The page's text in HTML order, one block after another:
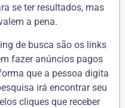
se ter resultados, mas
a pena.
de busca são os links
fazer anúncios pagos
que a pessoa digita
irá encontrar seu
cliques que receber